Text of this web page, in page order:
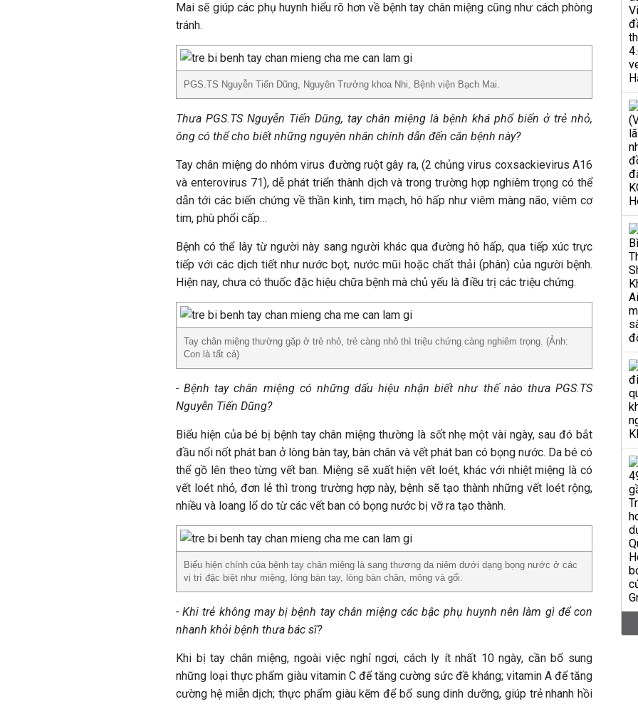
Mai sẽ giúp các phụ huynh hiểu rõ hơn về bệnh tay chân miệng cũng như cách phòng
tránh.
PGS.TS Nguyễn Tiến Dũng, Nguyên Trưởng khoa Nhi, Bệnh viện Bạch Mai.
Thưa PGS.TS Nguyễn Tiến Dũng, tay chân miệng là bệnh khá phổ biến ở trẻ nhỏ,
ông có thể cho biết những nguyên nhân chính dẫn đến căn bệnh này?
Tay chân miệng do nhóm virus đường ruột gây ra, (2 chủng virus coxsackievirus A16
và enterovirus 71), dễ phát triển thành dịch và trong trường hợp nghiêm trọng có thể
dẫn tới các biến chứng về thần kinh, tim mạch, hô hấp như viêm màng não, viêm cơ
tim, phù phổi cấp…
Bệnh có thể lây từ người này sang người khác qua đường hô hấp, qua tiếp xúc trực
tiếp với các dịch tiết như nước bọt, nước mũi hoặc chất thải (phân) của người bệnh.
Hiện nay, chưa có thuốc đặc hiệu chữa bệnh mà chủ yếu là điều trị các triệu chứng.
Tay chân miệng thường gặp ở trẻ nhỏ, trẻ càng nhỏ thì triệu chứng càng nghiêm trọng. (Ảnh:
Con là tất cả)
- Bệnh tay chân miệng có những dấu hiệu nhận biết như thế nào thưa PGS.TS
Nguyễn Tiến Dũng?
Biểu hiện của bé bị bệnh tay chân miệng thường là sốt nhẹ một vài ngày, sau đó bắt
đầu nổi nốt phát ban ở lòng bàn tay, bàn chân và vết phát ban có bọng nước. Da bé có
thể gồ lên theo từng vết ban. Miệng sẽ xuất hiện vết loét, khác với nhiệt miệng là có
vết loét nhỏ, đơn lẻ thì trong trường hợp này, bệnh sẽ tạo thành những vết loét rộng,
nhiều và loang lổ do từ các vết ban có bọng nước bị vỡ ra tạo thành.
Biểu hiện chính của bệnh tay chân miệng là sang thương da niêm dưới dạng bọng nước ở các
vị trí đặc biệt như miệng, lòng bàn tay, lòng bàn chân, mông và gối.
- Khi trẻ không may bị bệnh tay chân miệng các bậc phụ huynh nên làm gì để con
nhanh khỏi bệnh thưa bác sĩ?
Khi bị tay chân miệng, ngoài việc nghỉ ngơi, cách ly ít nhất 10 ngày, cần bổ sung
những loại thực phẩm giàu vitamin C để tăng cường sức đề kháng; vitamin A để tăng
cường hệ miễn dịch; thực phẩm giàu kẽm để bổ sung dinh dưỡng, giúp trẻ nhanh hồi